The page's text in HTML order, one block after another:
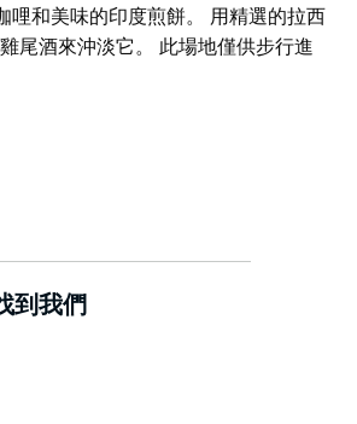
哩和美味的印度煎餅。 用精選的拉西
尾酒來沖淡它。 此場地僅供步行進
到 Chatkazz。
200 道菜，靈感來自印度北部和南
都會讓您的味蕾體驗一次令人垂
、風味濃鬱的菜餚供您選擇，其中許
到，例如 pani puris、chaat、鐵板
到我們